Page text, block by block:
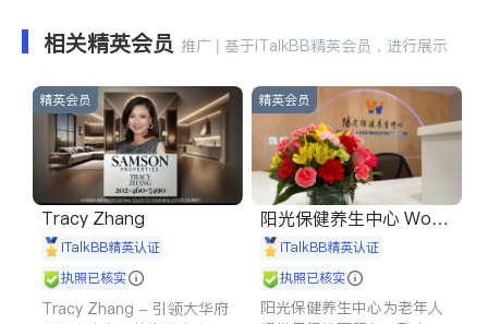
相关精英会员 推广 | 基于iTalkBB精英会员，进行展示
精英会员
Tracy Zhang
iTalkBB精英认证
执照已核实
Tracy Zhang - 引领大华府
精英会员
阳光保健养生中心 World
shine
iTalkBB精英认证
执照已核实
阳光保健养生中心为老年人